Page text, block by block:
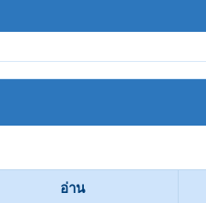
อ่าน